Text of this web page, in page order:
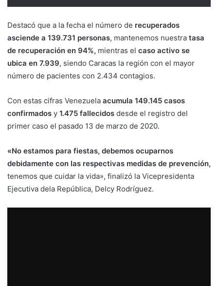
Destacó que a la fecha el número de recuperados
asciende a 139.731 personas, mantenemos nuestra tasa
de recuperación en 94%, mientras el caso activo se
ubica en 7.939, siendo Caracas la región con el mayor
número de pacientes con 2.434 contagios.
Con estas cifras Venezuela acumula 149.145 casos
confirmados y 1.475 fallecidos desde el registro del
primer caso el pasado 13 de marzo de 2020.
«No estamos para fiestas, debemos ocuparnos
debidamente con las respectivas medidas de prevención,
tenemos que cuidar la vida», finalizó la Vicepresidenta
Ejecutiva dela República, Delcy Rodríguez.